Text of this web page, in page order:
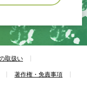
取扱い
著作権・免責事項